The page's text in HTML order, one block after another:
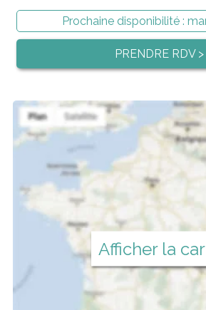
Prochaine disponibilité :
PRENDRE RDV >
Afficher la